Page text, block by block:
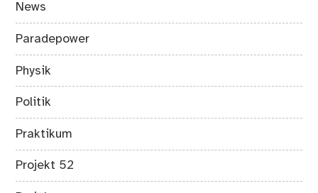
News
Paradepower
Physik
Politik
Praktikum
Projekt 52